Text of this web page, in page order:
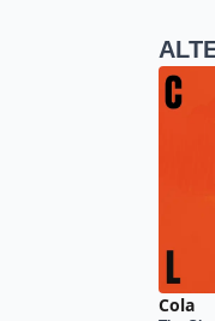
Cola